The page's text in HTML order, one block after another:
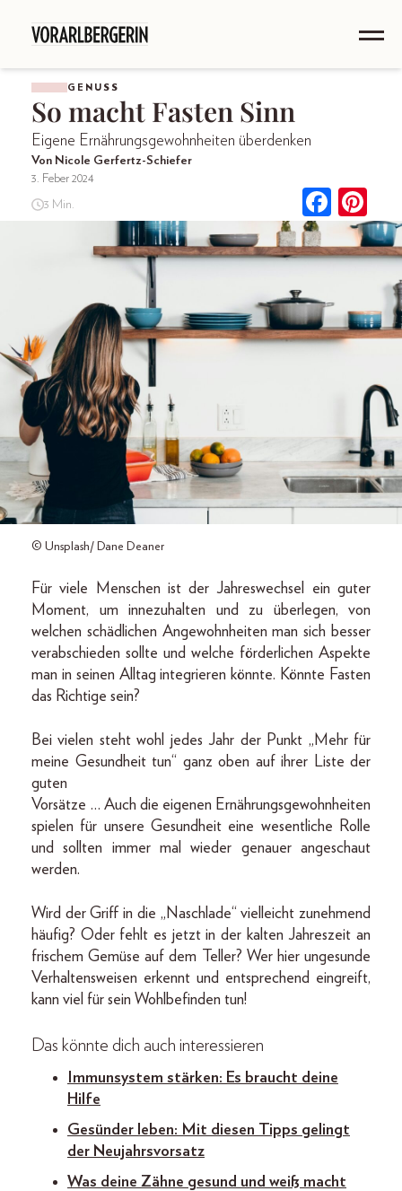
GENUSS
So macht Fasten Sinn
Eigene Ernährungsgewohnheiten überdenken
Von Nicole Gerfertz-Schiefer
3. Feber 2024
3 Min.
© Unsplash/ Dane Deaner
Für viele Menschen ist der Jahreswechsel ein guter
Moment, um innezuhalten und zu überlegen, von
welchen schädlichen Angewohnheiten man sich besser
verabschieden sollte und welche förderlichen Aspekte
man in seinen Alltag integrieren könnte. Könnte Fasten
das Richtige sein?
Bei vielen steht wohl jedes Jahr der Punkt „Mehr für
meine Gesundheit tun“ ganz oben auf ihrer Liste der
guten
Vorsätze … Auch die eigenen Ernährungsgewohnheiten
spielen für unsere Gesundheit eine wesentliche Rolle
und sollten immer mal wieder genauer angeschaut
werden.
Wird der Griff in die „Naschlade“ vielleicht zunehmend
häufig? Oder fehlt es jetzt in der kalten Jahreszeit an
frischem Gemüse auf dem Teller? Wer hier ungesunde
Verhaltensweisen erkennt und entsprechend eingreift,
kann viel für sein Wohlbefinden tun!
Das könnte dich auch interessieren
Immunsystem stärken: Es braucht deine
Hilfe
Gesünder leben: Mit diesen Tipps gelingt
der Neujahrsvorsatz
Was deine Zähne gesund und weiß macht